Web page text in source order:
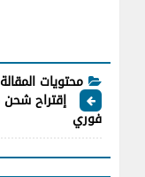
محتويات المقالة
فوري